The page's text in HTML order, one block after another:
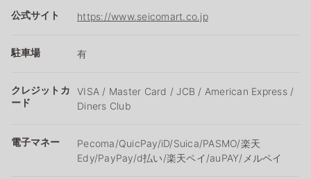
公式サイト https://www.seicomart.co.jp
駐車場 有
クレジットカ
ード
VISA / Master Card / JCB / American Express /
Diners Club
電子マネー
Pecoma/QuicPay/iD/Suica/PASMO/楽天
Edy/PayPay/d払い/楽天ペイ/auPAY/メルペイ